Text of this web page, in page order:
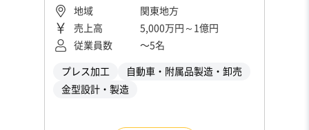
地域
関東地方
売上高
5,000万円～1億円
従業員数
〜5名
プレス加工
自動車・附属品製造・卸売
金型設計・製造